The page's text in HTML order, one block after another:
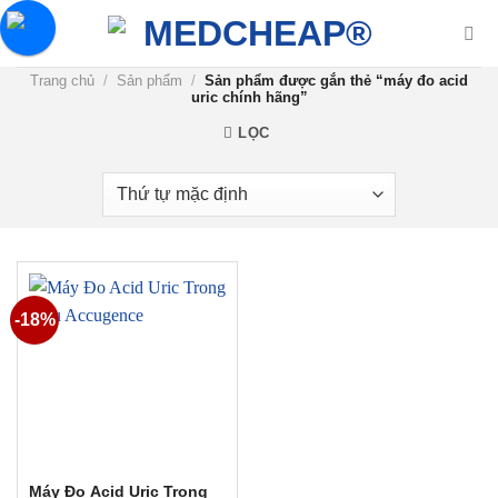
Chuyển
đến
nội
Trang chủ / Sản phẩm / Sản phẩm được gắn thẻ “máy đo acid
uric chính hãng”
LỌC
-18%
Máy Đo Acid Uric Trong